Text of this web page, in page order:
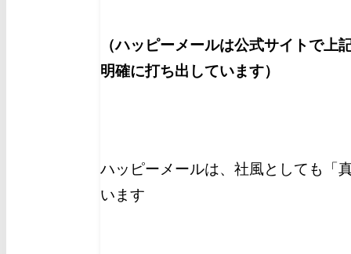
（ハッピーメールは公式サイトで上
明確に打ち出しています）
ハッピーメールは、社風としても「
います